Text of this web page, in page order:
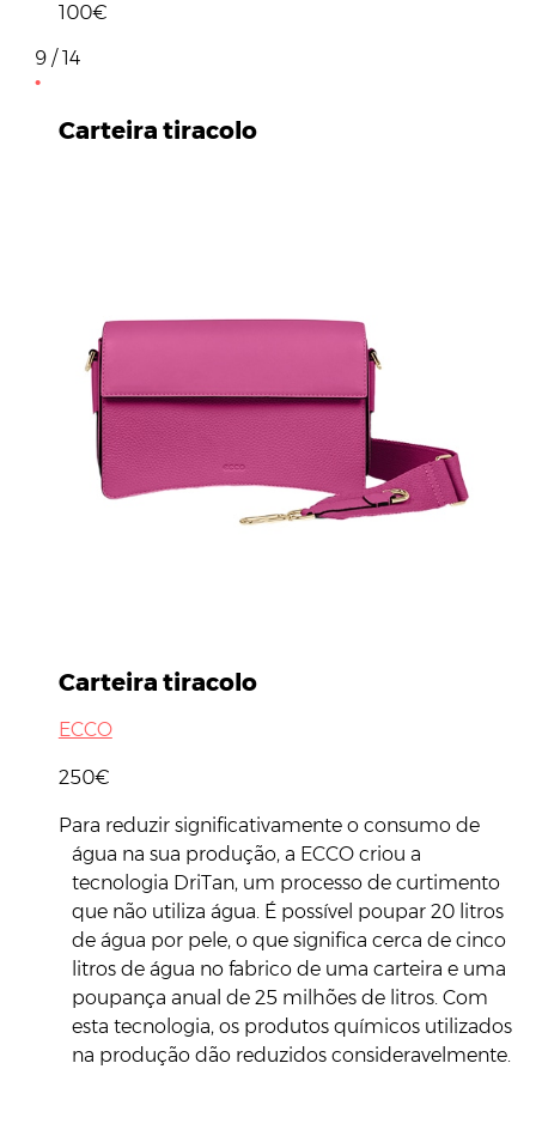
100€
9 / 14
Carteira tiracolo
Carteira tiracolo
ECCO
250€
Para reduzir significativamente o consumo de
água na sua produção, a ECCO criou a
tecnologia DriTan, um processo de curtimento
que não utiliza água. É possível poupar 20 litros
de água por pele, o que significa cerca de cinco
litros de água no fabrico de uma carteira e uma
poupança anual de 25 milhões de litros. Com
esta tecnologia, os produtos químicos utilizados
na produção dão reduzidos consideravelmente.